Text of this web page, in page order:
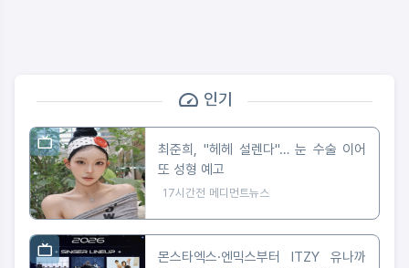
인기
최준희, "헤헤 설렌다"… 눈 수술 이어
또 성형 예고
17시간전 메디먼트뉴스
몬스타엑스·엔믹스부터 ITZY 유나까